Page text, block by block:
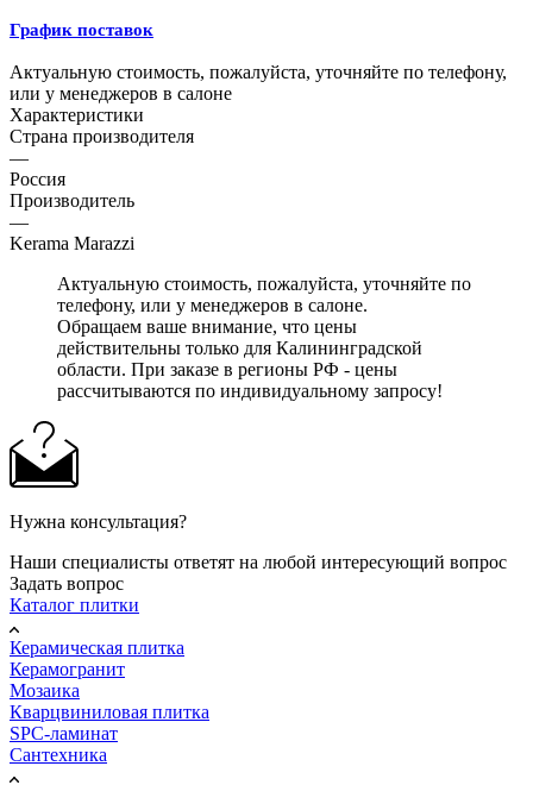
График поставок
Актуальную стоимость, пожалуйста, уточняйте по телефону,
или у менеджеров в салоне
Характеристики
Страна производителя
—
Россия
Производитель
—
Kerama Marazzi
Актуальную стоимость, пожалуйста, уточняйте по
телефону, или у менеджеров в салоне.
Обращаем ваше внимание, что цены
действительны только для Калининградской
области. При заказе в регионы РФ - цены
рассчитываются по индивидуальному запросу!
Нужна консультация?
Наши специалисты ответят на любой интересующий вопрос
Задать вопрос
Каталог плитки
Керамическая плитка
Керамогранит
Мозаика
Кварцвиниловая плитка
SPC-ламинат
Сантехника